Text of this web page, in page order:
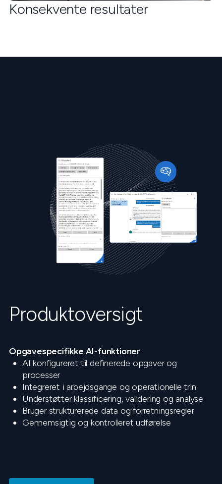
Konsekvente resultater
Produktoversigt
Opgavespecifikke AI-funktioner
AI konfigureret til definerede opgaver og
processer
Integreret i arbejdsgange og operationelle trin
Understøtter klassificering, validering og analyse
Bruger strukturerede data og forretningsregler
Gennemsigtig og kontrolleret udførelse